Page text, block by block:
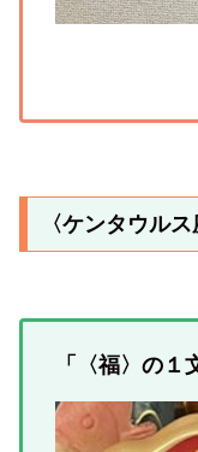
〈ケンタウルス
「〈福〉の１